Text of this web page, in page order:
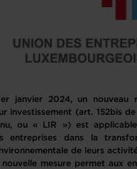
janvier 2024, un nouveau
investissement (art. 152bis
ou « LIR ») est
entreprises dans la
de leurs
mesure permet aux